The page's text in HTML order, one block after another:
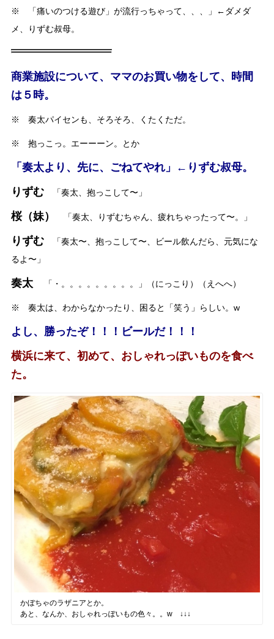
※ 「痛いのつける遊び」が流行っちゃって、、、」←ダメダ
メ、りずむ叔母。
商業施設について、ママのお買い物をして、時間
は５時。
※ 奏太パイセンも、そろそろ、くたくただ。
※ 抱っこっ。エーーーン。とか
「奏太より、先に、ごねてやれ」←りずむ叔母。
りずむ 「奏太、抱っこして〜」
桜（妹） 「奏太、りずむちゃん、疲れちゃったって〜。」
りずむ 「奏太〜、抱っこして〜、ビール飲んだら、元気にな
るよ〜」
奏太 「・。。。。。。。。。」（にっこり）（えへへ）
※ 奏太は、わからなかったり、困ると「笑う」らしい。w
よし、勝ったぞ！！！ビールだ！！！
横浜に来て、初めて、おしゃれっぽいものを食べ
た。
かぼちゃのラザニアとか。
あと、なんか、おしゃれっぽいもの色々。。w ↓↓↓